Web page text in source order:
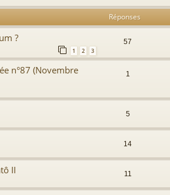
Réponses
?
1 2 3
57
n°87 (Novembre
1
5
14
II 11